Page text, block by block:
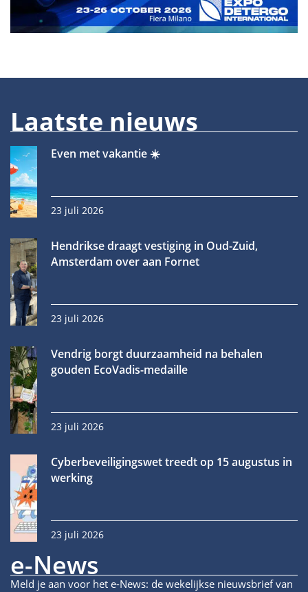
Laatste nieuws
Even met vakantie ☀️
23 juli 2026
Hendrikse draagt vestiging in Oud-Zuid,
Amsterdam over aan Fornet
23 juli 2026
Vendrig borgt duurzaamheid na behalen
gouden EcoVadis-medaille
23 juli 2026
Cyberbeveiligingswet treedt op 15 augustus in
werking
23 juli 2026
e-News
Meld je aan voor het e-News: de wekelijkse nieuwsbrief van